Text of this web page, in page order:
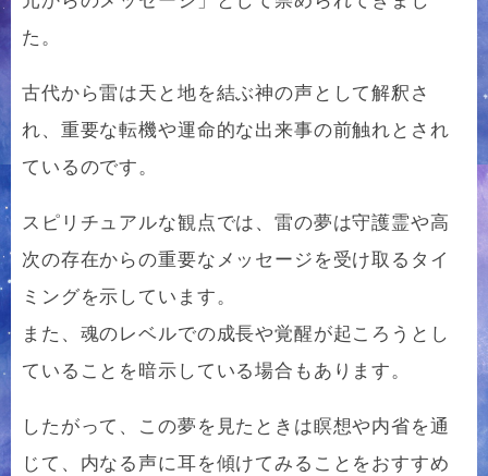
た。
古代から雷は天と地を結ぶ神の声として解釈さ
れ、重要な転機や運命的な出来事の前触れとされ
ているのです。
スピリチュアルな観点では、雷の夢は守護霊や高
次の存在からの重要なメッセージを受け取るタイ
ミングを示しています。
また、魂のレベルでの成長や覚醒が起ころうとし
ていることを暗示している場合もあります。
したがって、この夢を見たときは瞑想や内省を通
じて、内なる声に耳を傾けてみることをおすすめ